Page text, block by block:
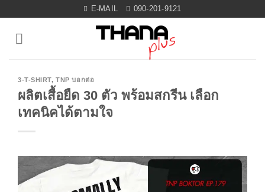
content
E-MAIL 090-201-9121
3-T-SHIRT,TNP บอกต่อ
ผลิตเสื้อยืด 30 ตัว พร้อมสกรีน เลือก
เทคนิคได้ตามใจ